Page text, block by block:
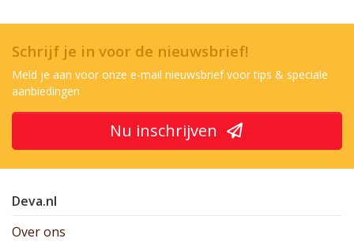
Schrijf je in voor de nieuwsbrief!
Meld je aan voor onze e-mail nieuwsbrief voor tips & speciale
aanbiedingen
Nu inschrijven
Deva.nl
Over ons